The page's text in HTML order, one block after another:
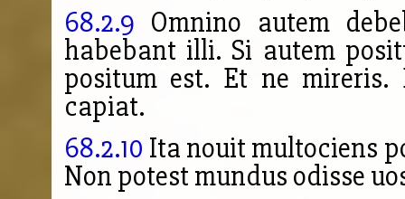
68.2.9 Omnino autem
habebant illi. Si autem
positum est. Et ne
capiat.
68.2.10 Ita nouit multociens
Non potest mundus odisse